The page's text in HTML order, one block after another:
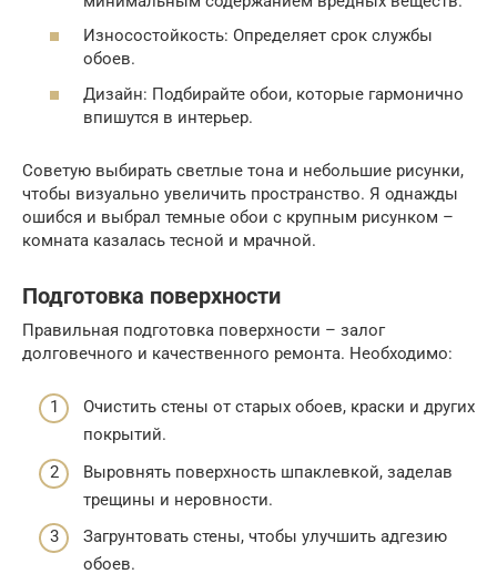
Износостойкость: Определяет срок службы
обоев.
Дизайн: Подбирайте обои, которые гармонично
впишутся в интерьер.
Советую выбирать светлые тона и небольшие рисунки,
чтобы визуально увеличить пространство. Я однажды
ошибся и выбрал темные обои с крупным рисунком –
комната казалась тесной и мрачной.
Подготовка поверхности
Правильная подготовка поверхности – залог
долговечного и качественного ремонта. Необходимо:
Очистить стены от старых обоев, краски и других
покрытий.
Выровнять поверхность шпаклевкой, заделав
трещины и неровности.
Загрунтовать стены, чтобы улучшить адгезию
обоев.